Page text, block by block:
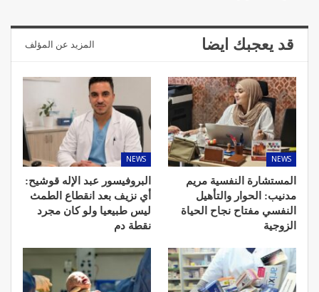
قد يعجبك ايضا المزيد عن المؤلف
NEWS
المستشارة النفسية مريم
مدنيب: الحوار والتأهيل
النفسي مفتاح نجاح الحياة
الزوجية
NEWS
البروفيسور عبد الإله قوشيح:
أي نزيف بعد انقطاع الطمث
ليس طبيعيا ولو كان مجرد
نقطة دم